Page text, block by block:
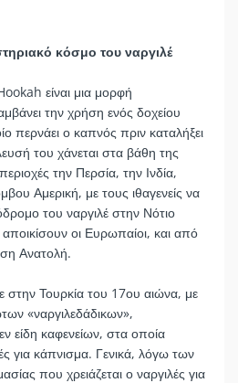
κόσμο του ναργιλέ
είναι μια μορφή
την χρήση ενός δοχείου
περνάει ο καπνός πριν καταλήξει
του χάνεται στα βάθη της
την Περσία, την Ινδία,
Αμερική, με τους ιθαγενείς να
του ναργιλέ στην Νότιο
οι Ευρωπαίοι, και από
Ανατολή.
στην Τουρκία του 17ου αιώνα, με
«ναργιλεδάδικων»,
είδη καφενείων, στα οποία
για κάπνισμα. Γενικά, λόγω των
που χρειάζεται ο ναργιλές για